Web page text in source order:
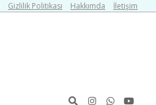
Gizlilik Politikası Hakkımda İletişim
Search